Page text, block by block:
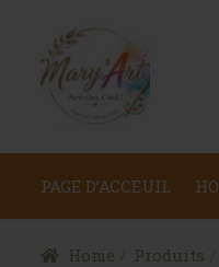
PAGE D’ACCEUIL
Home Produits